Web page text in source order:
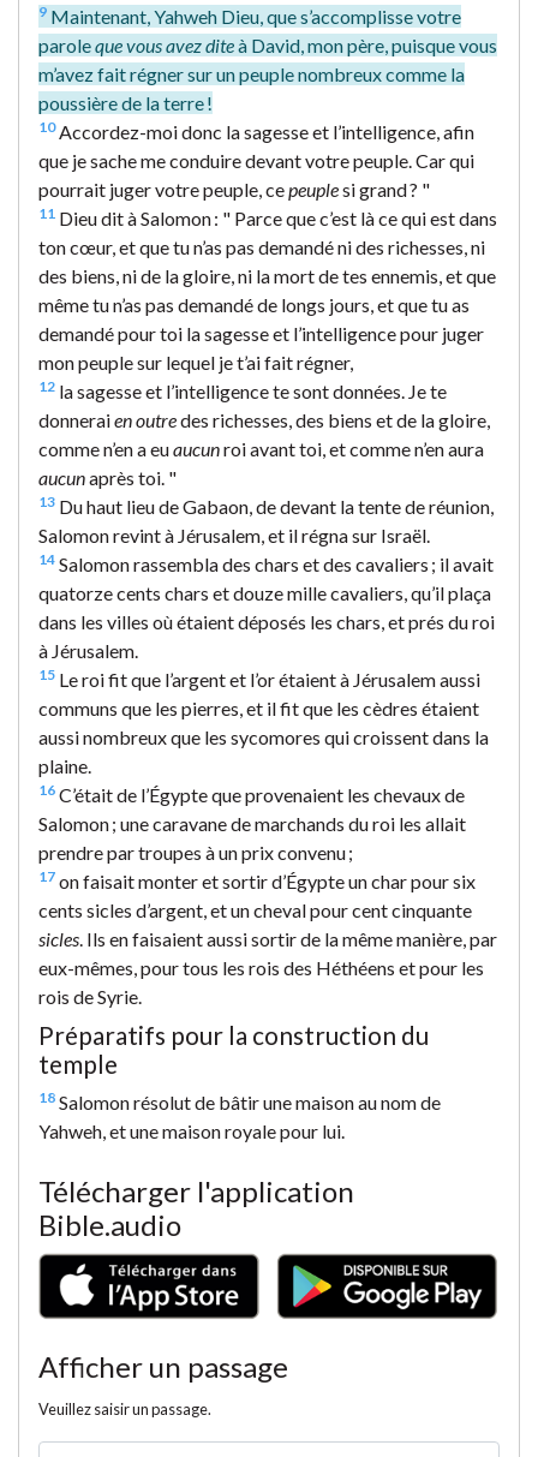
9 Maintenant, Yahweh Dieu, que s’accomplisse votre
paroleque vous avez diteà David, mon père, puisque vous
m’avez fait régner sur un peuple nombreux comme la
poussière de la terre !
10Accordez-moi donc la sagesse et l’intelligence, afin
que je sache me conduire devant votre peuple. Car qui
pourrait juger votre peuple, cepeuplesi grand ? "
11 Dieu dit à Salomon : " Parce que c’est là ce qui est dans
ton cœur, et que tu n’as pas demandé ni des richesses, ni
des biens, ni de la gloire, ni la mort de tes ennemis, et que
même tu n’as pas demandé de longs jours, et que tu as
demandé pour toi la sagesse et l’intelligence pour juger
mon peuple sur lequel je t’ai fait régner,
12 la sagesse et l’intelligence te sont données. Je te
donneraien outredes richesses, des biens et de la gloire,
comme n’en a euaucunroi avant toi, et comme n’en aura
aucunaprès toi. "
13 Du haut lieu de Gabaon, de devant la tente de réunion,
Salomon revint à Jérusalem, et il régna sur Israël.
14 Salomon rassembla des chars et des cavaliers ; il avait
quatorze cents chars et douze mille cavaliers, qu’il plaça
dans les villes où étaient déposés les chars, et prés du roi
à Jérusalem.
15 Le roi fit que l’argent et l’or étaient à Jérusalem aussi
communs que les pierres, et il fit que les cèdres étaient
aussi nombreux que les sycomores qui croissent dans la
plaine.
16 C’était de l’Égypte que provenaient les chevaux de
Salomon ; une caravane de marchands du roi les allait
prendre par troupes à un prix convenu ;
17 on faisait monter et sortir d’Égypte un char pour six
cents sicles d’argent, et un cheval pour cent cinquante
sicles . Ils en faisaient aussi sortir de la même manière, par
eux-mêmes, pour tous les rois des Héthéens et pour les
rois de Syrie.
Préparatifs pour la construction du
temple
18 Salomon résolut de bâtir une maison au nom de
Yahweh, et une maison royale pour lui.
Télécharger l'application
Bible.audio
Afficher un passage
Veuillez saisir un passage.